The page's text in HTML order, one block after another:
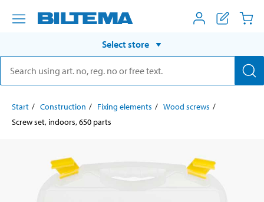
Select store
Start Construction Fixing elements
Wood screws
Screw set, indoors, 650 parts